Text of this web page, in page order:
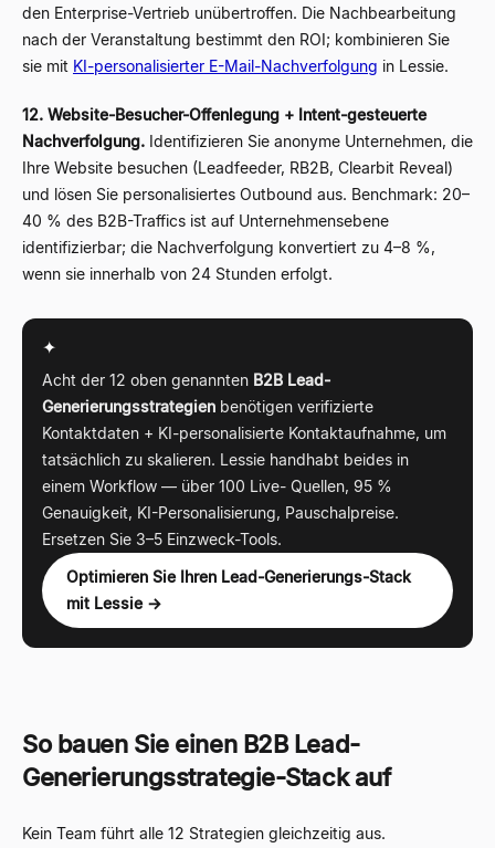
den Enterprise-Vertrieb unübertroffen. Die Nachbearbeitung
nach der Veranstaltung bestimmt den ROI; kombinieren Sie
sie mit KI-personalisierter E-Mail-Nachverfolgung in Lessie.
12. Website-Besucher-Offenlegung + Intent-gesteuerte
Nachverfolgung. Identifizieren Sie anonyme Unternehmen, die
Ihre Website besuchen (Leadfeeder, RB2B, Clearbit Reveal)
und lösen Sie personalisiertes Outbound aus. Benchmark: 20–
40 % des B2B-Traffics ist auf Unternehmensebene
identifizierbar; die Nachverfolgung konvertiert zu 4–8 %,
wenn sie innerhalb von 24 Stunden erfolgt.
✦
Acht der 12 oben genannten B2B Lead-
Generierungsstrategien benötigen verifizierte
Kontaktdaten + KI-personalisierte Kontaktaufnahme, um
tatsächlich zu skalieren. Lessie handhabt beides in
einem Workflow — über 100 Live- Quellen, 95 %
Genauigkeit, KI-Personalisierung, Pauschalpreise.
Ersetzen Sie 3–5 Einzweck-Tools.
Optimieren Sie Ihren Lead-Generierungs-Stack
mit Lessie →
So bauen Sie einen B2B Lead-
Generierungsstrategie-Stack auf
Kein Team führt alle 12 Strategien gleichzeitig aus.